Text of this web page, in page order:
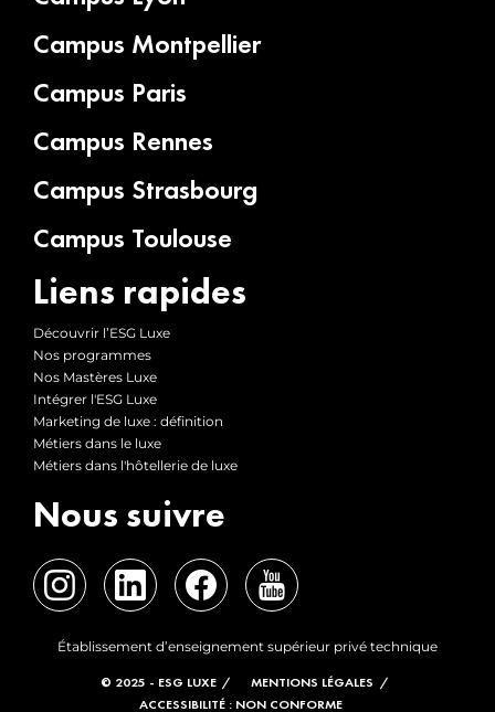
Campus Montpellier
Campus Paris
Campus Rennes
Campus Strasbourg
Campus Toulouse
Liens rapides
Découvrir l’ESG Luxe
Nos programmes
Nos Mastères Luxe
Intégrer l'ESG Luxe
Marketing de luxe : définition
Métiers dans le luxe
Métiers dans l'hôtellerie de luxe
Nous suivre
Établissement d’enseignement supérieur privé technique
© 2025 - ESG LUXE
MENTIONS LÉGALES
ACCESSIBILITÉ : NON CONFORME